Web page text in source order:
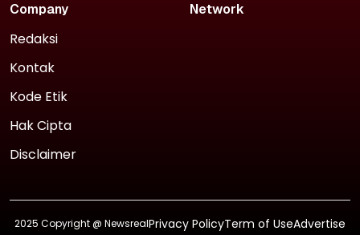
Company
Redaksi
Kontak
Kode Etik
Hak Cipta
Disclaimer
Network
2025 Copyright @ NewsrealPrivacy PolicyTerm of UseAdvertise